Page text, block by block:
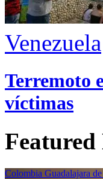
Venezuela
Terremoto
víctimas
Featured
Colombia Guadalajara